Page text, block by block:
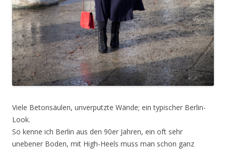
Viele Betonsäulen, unverputzte Wände; ein typischer Berlin-
Look.
So kenne ich Berlin aus den 90er Jahren, ein oft sehr
unebener Boden, mit High-Heels muss man schon ganz